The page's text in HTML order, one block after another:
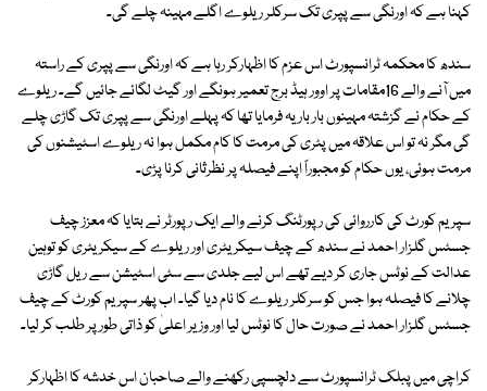
کہنا ہے کہ اورنگی سے پپری تک سرکلر ریلوے اگلے مہینہ چلے گی۔
سندھ کا محکمہ ٹرانسپورٹ اس عزم کا اظہارکر رہا ہے کہ اورنگی سے پپری کے راستہ
میں آنے والے 16مقامات پر اوور ہیڈ برج تعمیر ہونگے اور گیٹ لگائے جائیں گے۔ ریلوے
کے حکام نے گزشتہ مہینوں بار بار یہ فرمایا تھا کہ پہلے اورنگی سے پپری تک گاڑی چلے
گی مگر نہ تو اس علاقہ میں پٹری کی مرمت کا کام مکمل ہوا نہ ریلوے اسٹیشنوں کی
مرمت ہوئی، یوں حکام کو مجبوراً اپنے فیصلہ پر نظرثانی کرنا پڑی۔
سپریم کورٹ کی کارروائی کی رپورٹنگ کرنے والے ایک رپورٹر نے بتایا کہ معزز چیف
جسٹس گلزار احمد نے سندھ کے چیف سیکریٹری اور ریلوے کے سیکریٹری کو توہین
عدالت کے نوٹس جاری کر دیے تھے اس لیے جلدی سے سٹی اسٹیشن سے ریل گاڑی
چلانے کا فیصلہ ہوا جس کو سرکلر ریلوے کا نام دیا گیا۔ اب پھر سپریم کورٹ کے چیف
جسٹس گلزار احمد نے صورت حال کا نوٹس لیا اور وزیر اعلیٰ کو ذاتی طور پر طلب کر لیا۔
کراچی میں پبلک ٹرانسپورٹ سے دلچسپی رکھنے والے صاحبان اس خدشہ کا اظہارکر